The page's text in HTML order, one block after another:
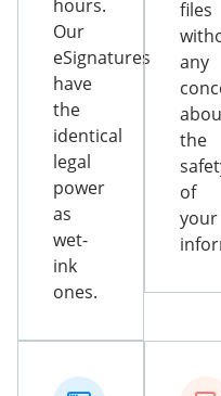
hours.
Our
eSignatures
have
the
identical
legal
power
as
wet-
ink
ones.
files
any
the
of
your